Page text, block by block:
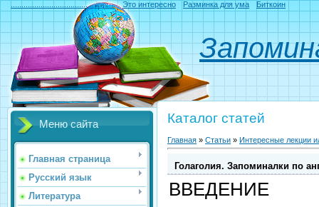
................................................. Это интересно Разминка для ума Биткоин
Меню сайта
Главная страница
Русский язык
Литература
Каталог статей
Главная » Статьи » Интересные лекции
Голаголия. Запоминалки по
ВВЕДЕНИЕ